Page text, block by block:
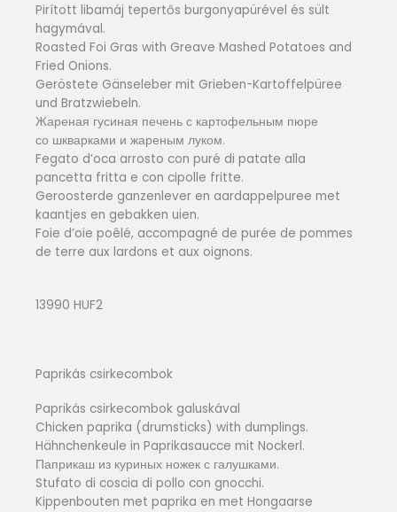
Pirított libamáj tepertős burgonyapürével és sült
hagymával.
Roasted Foi Gras with Greave Mashed Potatoes and
Fried Onions.
Geröstete Gänseleber mit Grieben-Kartoffelpüree
und Bratzwiebeln.
Жареная гусиная печень с картофельным пюре
со шкварками и жареным луком.
Fegato d’oca arrosto con puré di patate alla
pancetta fritta e con cipolle fritte.
Geroosterde ganzenlever en aardappelpuree met
kaantjes en gebakken uien.
Foie d’oie poêlé, accompagné de purée de pommes
de terre aux lardons et aux oignons.
13990 HUF2
Paprikás csirkecombok
Paprikás csirkecombok galuskával
Chicken paprika (drumsticks) with dumplings.
Hähnchenkeule in Paprikasaucce mit Nockerl.
Паприкаш из куриных ножек с галушками.
Stufato di coscia di pollo con gnocchi.
Kippenbouten met paprika en met Hongaarse